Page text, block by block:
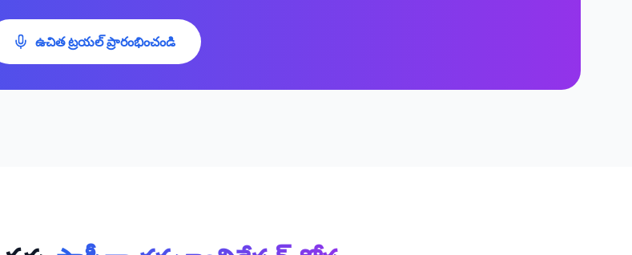
ఉచిత ట్రయల్ ప్రారంభించండి